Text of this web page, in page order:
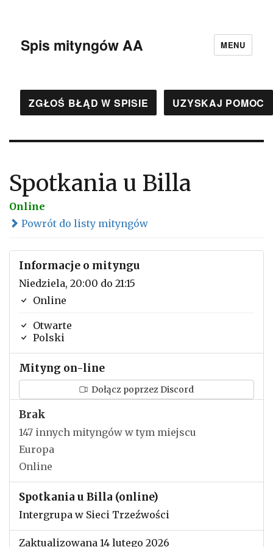
Spis mityngów AA MENU
ZGŁOŚ BŁĄD W SPISIE UZYSKAJ POMOC
Spotkania u Billa
Online
Powrót do listy mityngów
Informacje o mityngu
Niedziela, 20:00 do 21:15
Online
Otwarte
Polski
Mityng on-line
Dołącz poprzez Discord
Brak
147 innych mityngów w tym miejscu
Europa
Online
Spotkania u Billa (online)
Intergrupa w Sieci Trzeźwości
Zaktualizowana 14 lutego 2026